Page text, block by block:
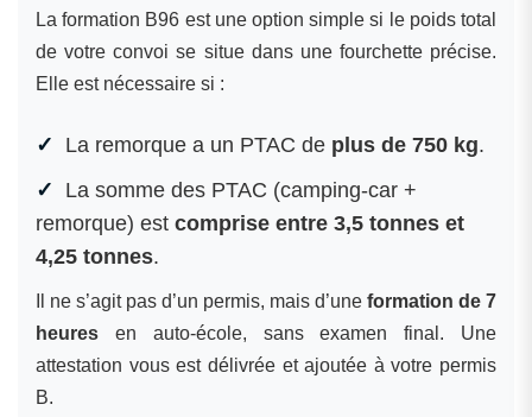
La formation B96 est une option simple si le poids total
de votre convoi se situe dans une fourchette précise.
Elle est nécessaire si :
La remorque a un PTAC de plus de 750 kg.
La somme des PTAC (camping-car +
remorque) est comprise entre 3,5 tonnes et
4,25 tonnes.
Il ne s’agit pas d’un permis, mais d’une formation de 7
heures en auto-école, sans examen final. Une
attestation vous est délivrée et ajoutée à votre permis
B.